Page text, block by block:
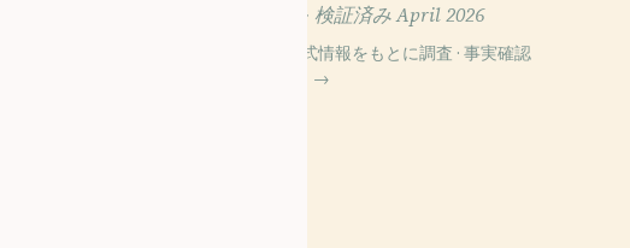
240以上の資料から構成 · 検証済み April 2026
Wikidata・Wikipedia・公式情報をもとに調査 · 事実確認
私たちのガイドづくり →